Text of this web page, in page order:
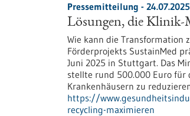
Pressemitteilung - 24.07.2025
Lösungen, die
Wie kann die Transformation
Förderprojekts SustainMed
Juni 2025 in Stuttgart. Das
stellte rund 500.000 Euro für
Krankenhäusern zu
https://
recycling-maximieren